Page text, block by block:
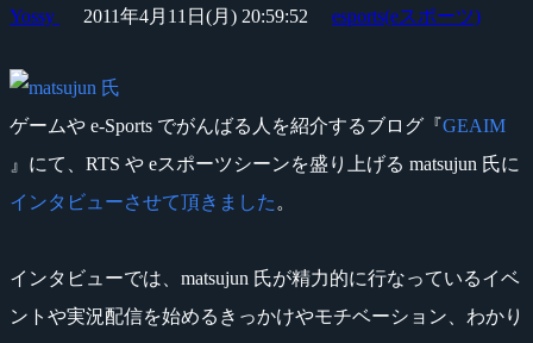
Yossy 2011年4月11日(月) 20:59:52 esports(eスポーツ)
ゲームや e-Sports でがんばる人を紹介するブログ『GEAIM
』にて、RTS や eスポーツシーンを盛り上げる matsujun 氏に
インタビューさせて頂きました 。
インタビューでは、matsujun 氏が精力的に行なっているイベ
ントや実況配信を始めるきっかけやモチベーション、わかり